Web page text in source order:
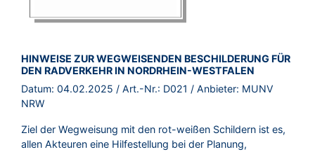
BROSCHÜRE:
HINWEISE ZUR WEGWEISENDEN BESCHILDERUNG FÜR
DEN RADVERKEHR IN NORDRHEIN-WESTFALEN
Datum: 04.02.2025 / Art.-Nr.: D021 / Anbieter: MUNV
NRW
Ziel der Wegweisung mit den rot-weißen Schildern ist es,
allen Akteuren eine Hilfestellung bei der Planung,